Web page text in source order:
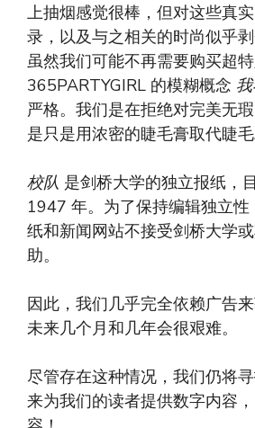
上抽烟感觉很棒，但对这些真
录，以及与之相关的时尚似乎剥
虽然我们可能不再需要购买超
365PARTYGIRL 的模糊概念
严格。我们是在拒绝对完美无
是只是用浓密的睫毛膏取代睫
校队 是剑桥大学的独立报纸，
1947 年。为了保持编辑独立性
纸和新闻网站不接受剑桥大学
助。
因此，我们几乎完全依赖广告
未来几个月和几年会很艰难。
尽管存在这种情况，我们仍将
来为我们的读者提供数字内容